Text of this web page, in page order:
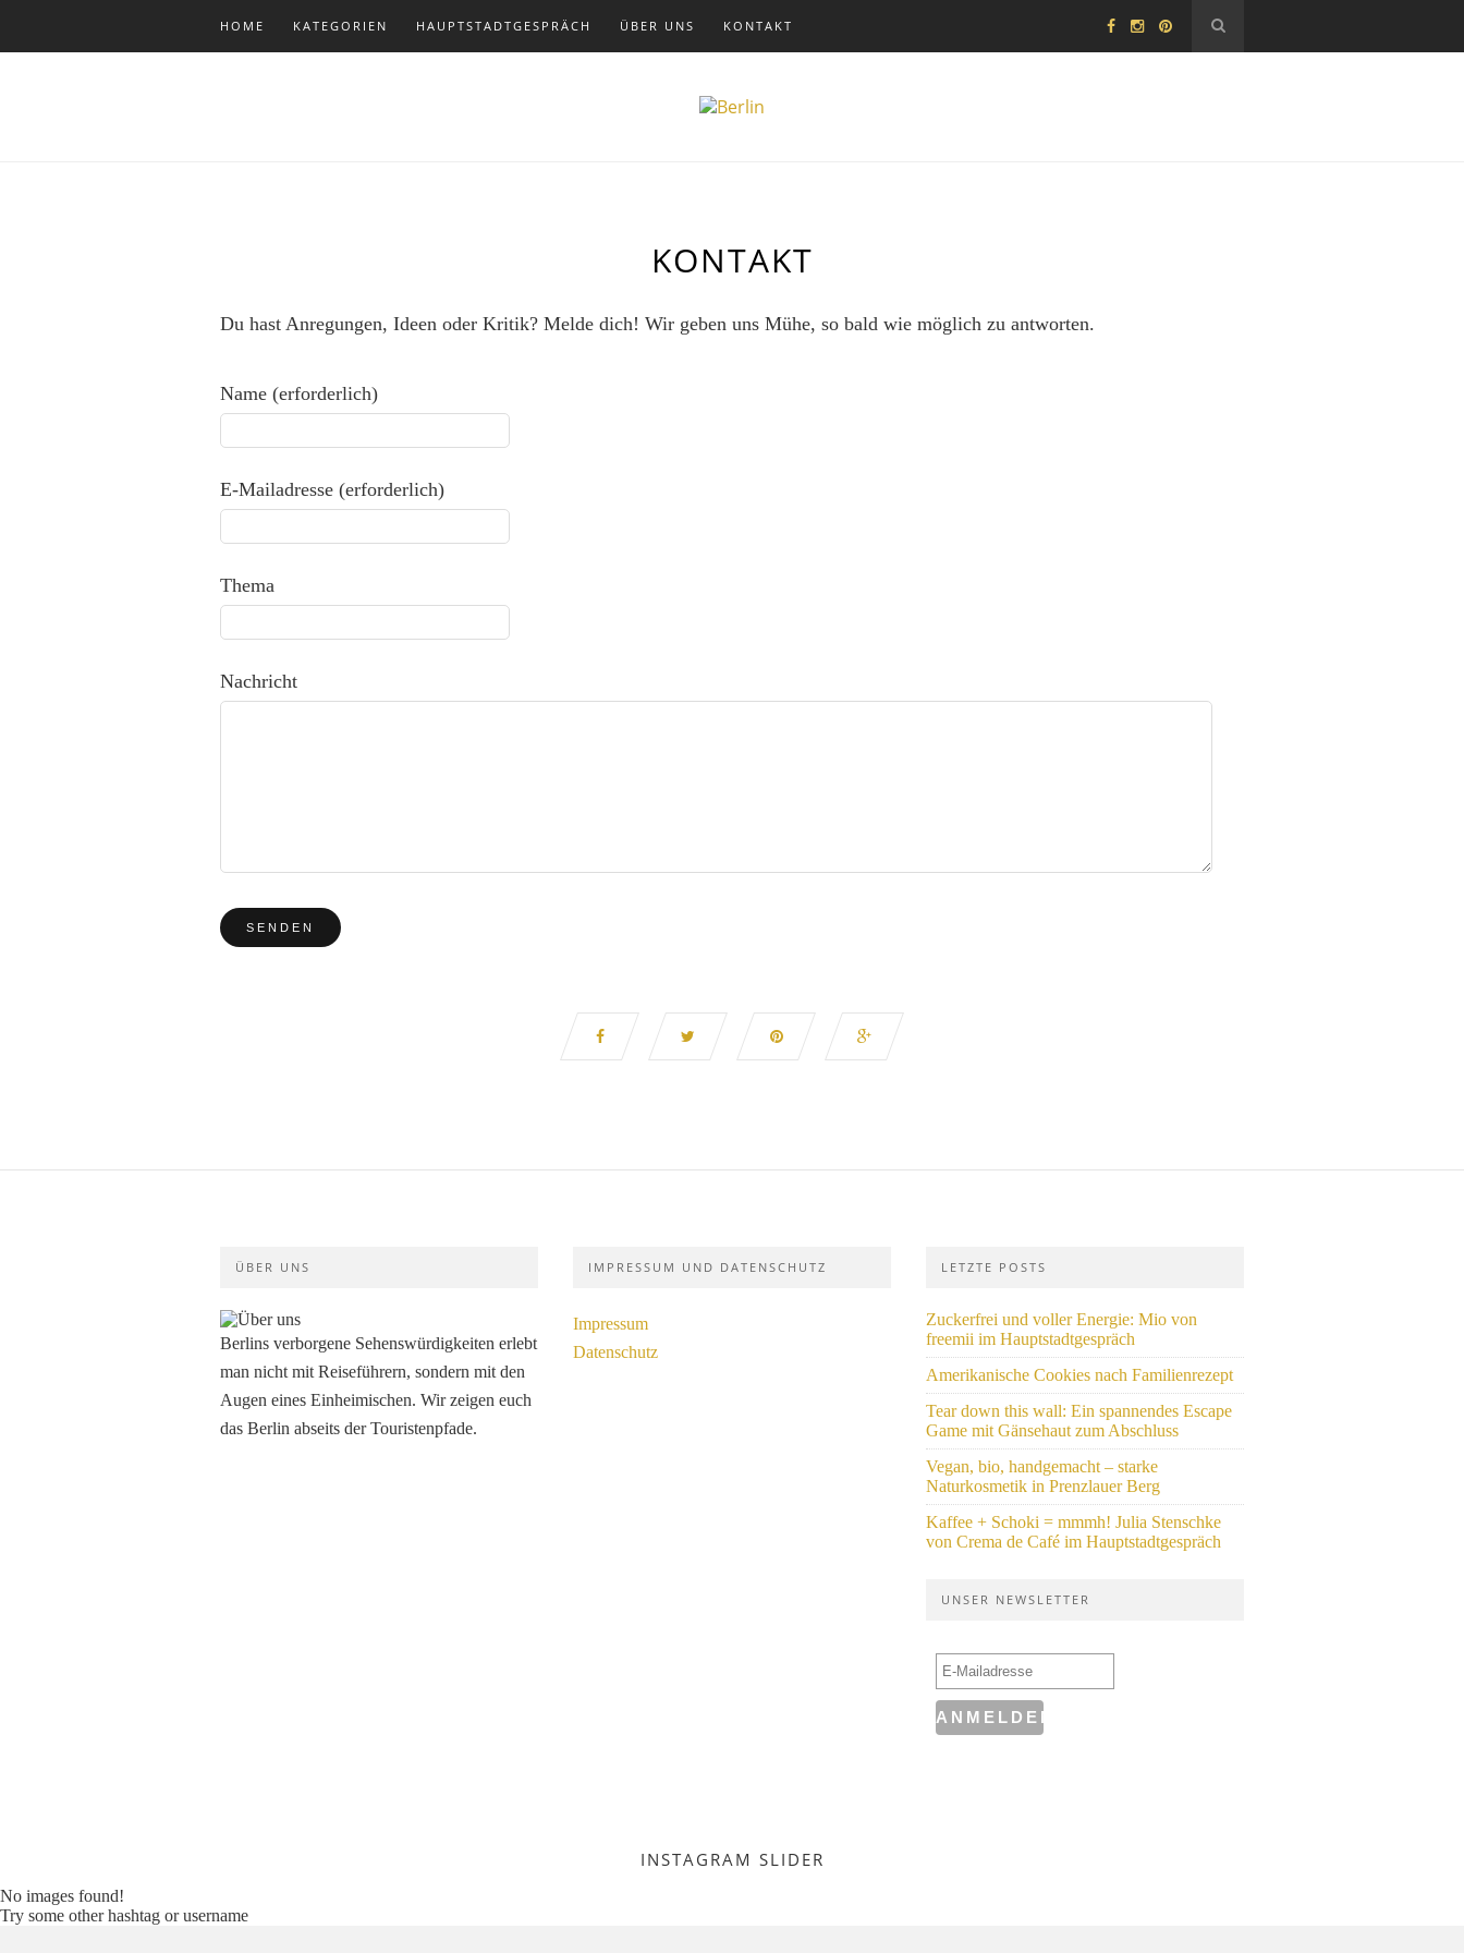
HOME KATEGORIEN HAUPTSTADTGESPRÄCH ÜBER UNS KONTAKT
KONTAKT
Du hast Anregungen, Ideen oder Kritik? Melde dich! Wir geben uns Mühe, so bald wie möglich zu antworten.
Name (erforderlich)
E-Mailadresse (erforderlich)
Thema
Nachricht
ÜBER UNS
Berlins verborgene Sehenswürdigkeiten erlebt
man nicht mit Reiseführern, sondern mit den
Augen eines Einheimischen. Wir zeigen euch
das Berlin abseits der Touristenpfade.
IMPRESSUM UND DATENSCHUTZ
Impressum
Datenschutz
LETZTE POSTS
Zuckerfrei und voller Energie: Mio von
freemii im Hauptstadtgespräch
Amerikanische Cookies nach Familienrezept
Tear down this wall: Ein spannendes Escape
Game mit Gänsehaut zum Abschluss
Vegan, bio, handgemacht – starke
Naturkosmetik in Prenzlauer Berg
Kaffee + Schoki = mmmh! Julia Stenschke
von Crema de Café im Hauptstadtgespräch
UNSER NEWSLETTER
INSTAGRAM SLIDER
No images found!
Try some other hashtag or username